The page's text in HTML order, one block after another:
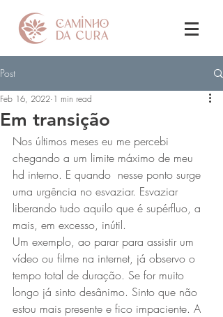
Post
Em transição
Feb 16, 2022 1 min read
Nos últimos meses eu me percebi
chegando a um limite máximo de meu
hd interno. E quando  nesse ponto surge
uma urgência no esvaziar. Esvaziar
liberando tudo aquilo que é supérfluo, a
mais, em excesso, inútil.
Um exemplo, ao parar para assistir um
vídeo ou filme na internet, já observo o
tempo total de duração. Se for muito
longo já sinto desânimo. Sinto que não
estou mais presente e fico impaciente. A